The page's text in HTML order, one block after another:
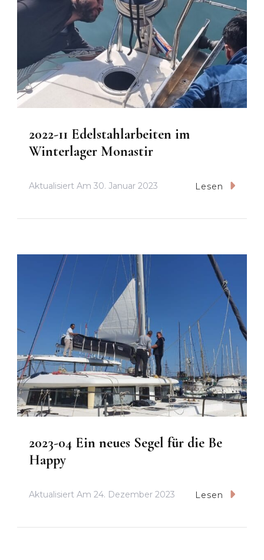
2022-11 Edelstahlarbeiten im
Winterlager Monastir
Aktualisiert Am 30. Januar 2023 Lesen
2023-04 Ein neues Segel für die Be
Happy
Aktualisiert Am 24. Dezember 2023 Lesen